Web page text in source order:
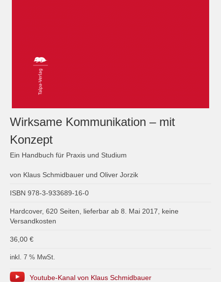
Wirksame Kommunikation – mit
Konzept
Ein Handbuch für Praxis und Studium
von Klaus Schmidbauer und Oliver Jorzik
ISBN 978-3-933689-16-0
Hardcover, 620 Seiten, lieferbar ab 8. Mai 2017, keine
Versandkosten
36,00 €
inkl. 7 % MwSt.
Youtube-Kanal von Klaus Schmidbauer